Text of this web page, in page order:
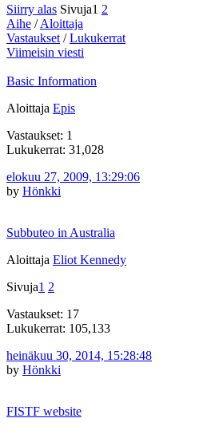
Siirry alas Sivuja1 2
Aihe /Aloittaja
Vastaukset /Lukukerrat
Viimeisin viesti
Basic Information
Aloittaja Epis
Vastaukset: 1
Lukukerrat: 31,028
elokuu 27, 2009, 13:29:06
by Hönkki
Subbuteo in Australia
Aloittaja Eliot Kennedy
Sivuja1 2
Vastaukset: 17
Lukukerrat: 105,133
heinäkuu 30, 2014, 15:28:48
by Hönkki
FISTF website